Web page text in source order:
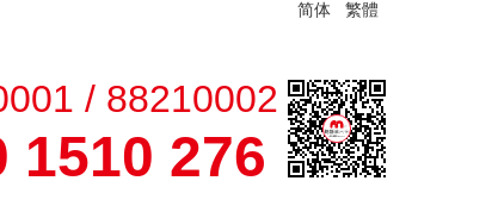
简体 繁體
/ 88210002
276